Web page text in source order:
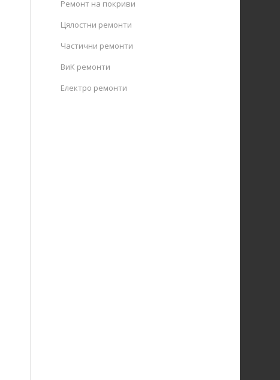
Ремонт на покриви
Цялостни ремонти
Частични ремонти
ВиК ремонти
Електро ремонти